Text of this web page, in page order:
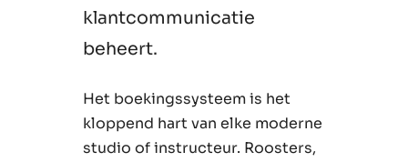
klantcommunicatie
beheert.
Het boekingssysteem is het
kloppend hart van elke moderne
studio of instructeur. Roosters,